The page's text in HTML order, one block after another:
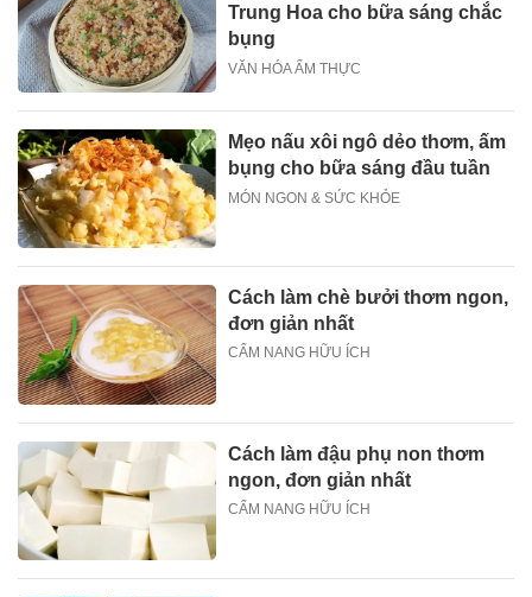
Trung Hoa cho bữa sáng chắc
bụng
VĂN HÓA ẨM THỰC
Mẹo nấu xôi ngô dẻo thơm, ấm
bụng cho bữa sáng đầu tuần
MÓN NGON & SỨC KHỎE
Cách làm chè bưởi thơm ngon,
đơn giản nhất
CẨM NANG HỮU ÍCH
Cách làm đậu phụ non thơm
ngon, đơn giản nhất
CẨM NANG HỮU ÍCH